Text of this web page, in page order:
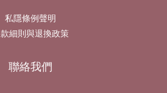
私隱條例聲明
細則與退換政策
聯絡我們